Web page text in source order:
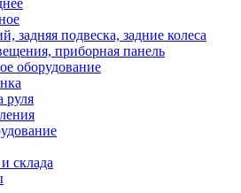
задняя подвеска, задние колеса
приборная панель
оборудование
руля
склада